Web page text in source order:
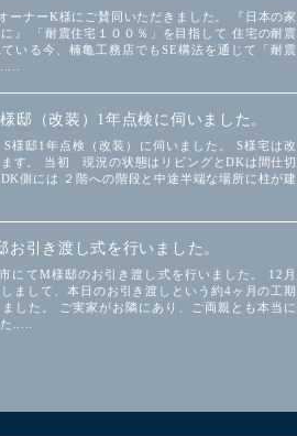
ーナーK様にご賛同いただきました。 『日本の家
』 「耐震住宅１００％」を目指して 住宅の耐震
いる今、楠亀工務店でもSE構法を通じて「耐震
邸（改装）1年点検に伺いました。
邸1年点検（改装）に伺いました。 S様宅は改
す。 当初 現況の状態はリビングとDKは間仕切
側には ２階への階段と中途半端な場所に柱が建
お引き渡し式を行いました。
にてM様邸のお引き渡し式を行いました。 12月
まして、本日のお引き渡しという約4ヶ月の工期
した。 ご実家がお隣にあり、ご両親とも本当に
.....